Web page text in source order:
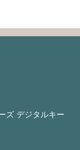
ズ デジタルキー